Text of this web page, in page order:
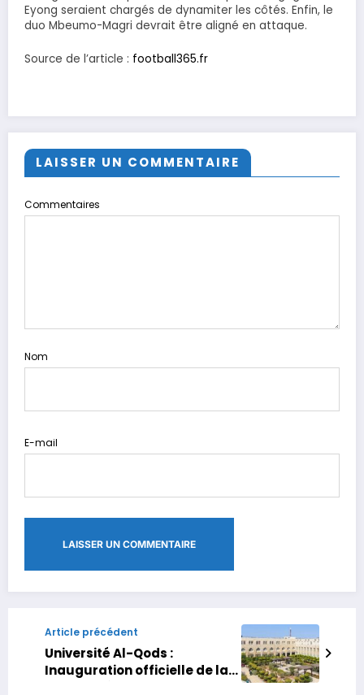
Eyong seraient chargés de dynamiter les côtés. Enfin, le
duo Mbeumo-Magri devrait être aligné en attaque.
Source de l’article : football365.fr
LAISSER UN COMMENTAIRE
Commentaires
Nom
E-mail
Article précédent
Université Al-Qods :
Inauguration officielle de la